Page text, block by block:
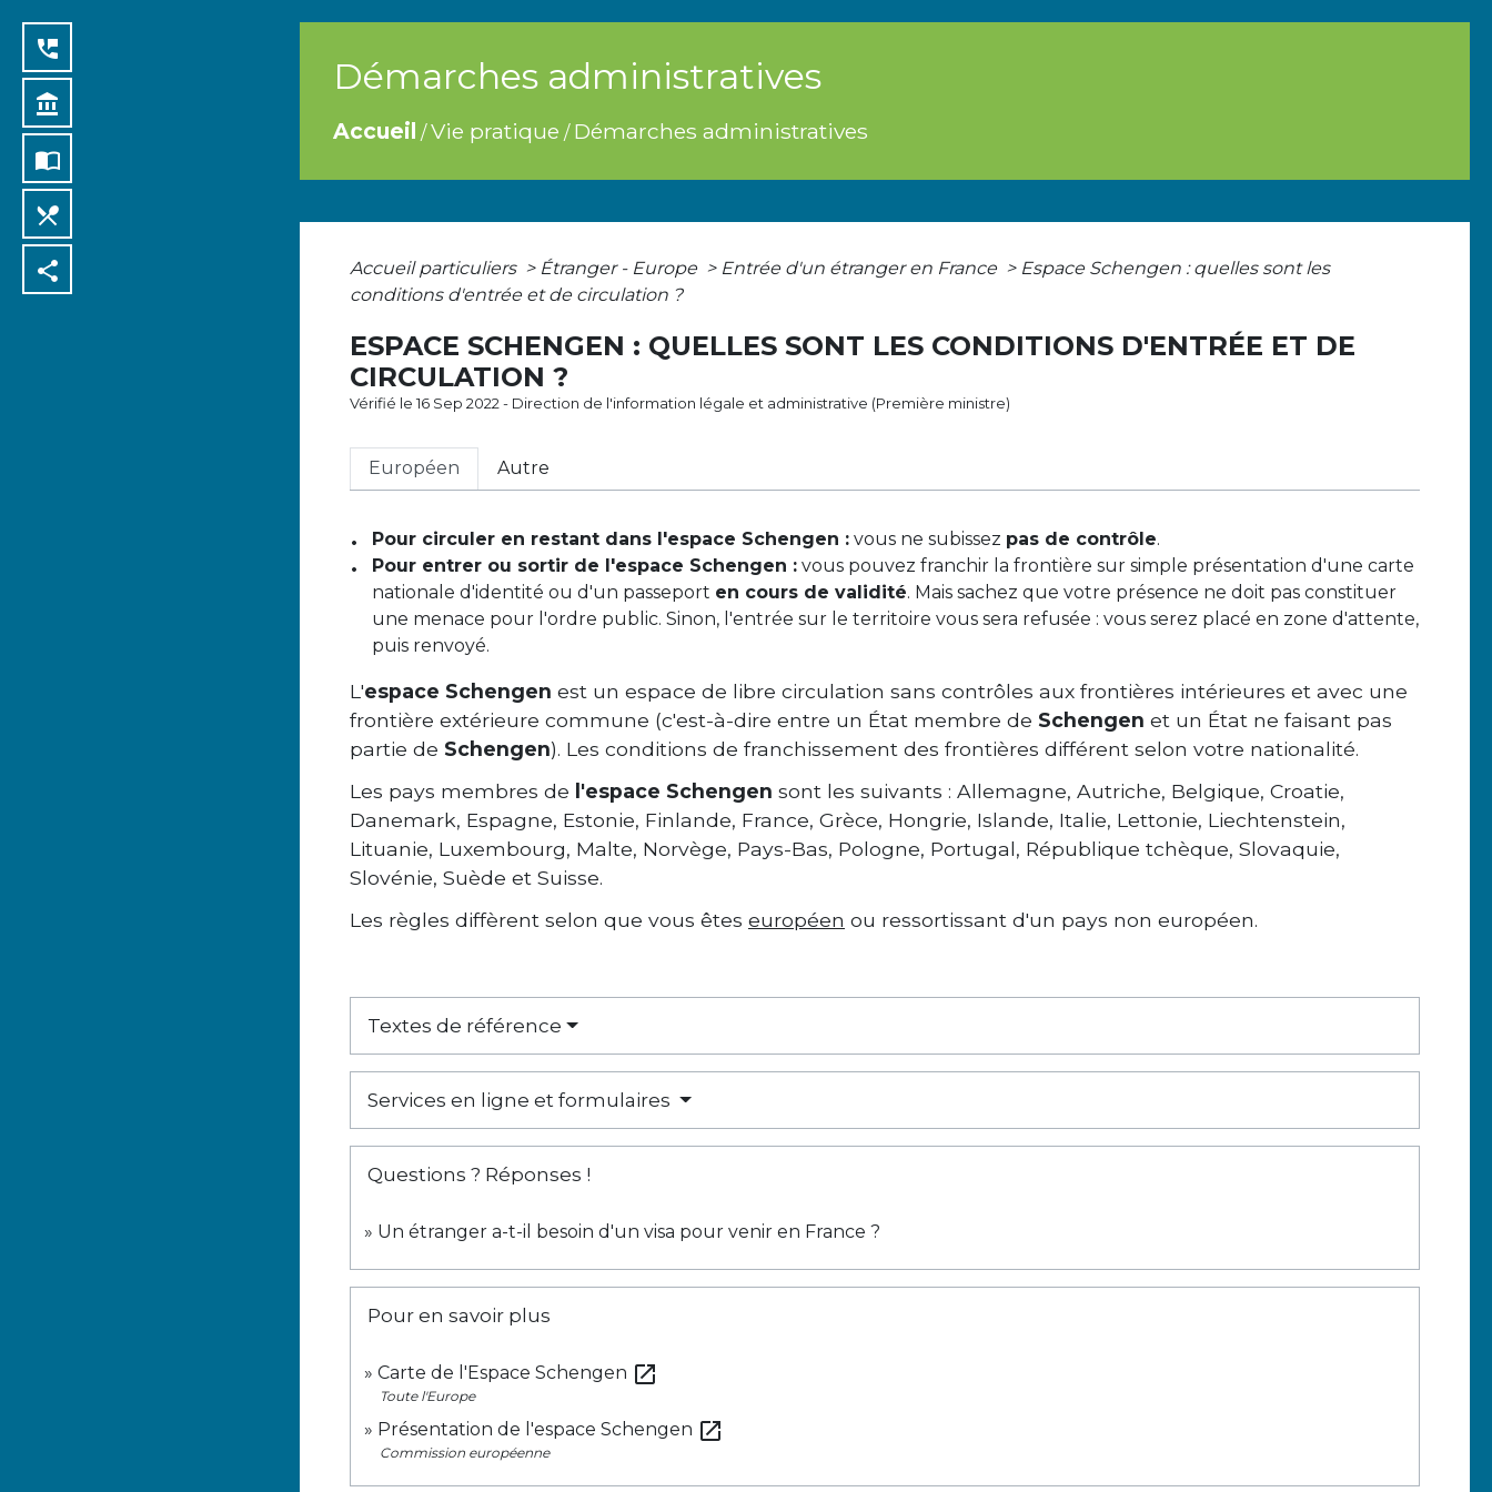
Démarches administratives
Accueil /Vie pratique / Démarches administratives
perm_phone_msg
account_balance
import_contacts
local_dining
share Accueil particuliers > Étranger - Europe > Entrée d'un étranger en France > Espace Schengen : quelles sont les
conditions d'entrée et de circulation ?
ESPACE SCHENGEN : QUELLES SONT LES CONDITIONS D'ENTRÉE ET DE
CIRCULATION ?
Vérifié le 16 Sep 2022 - Direction de l'information légale et administrative (Première ministre)
Européen Autre
Pour circuler en restant dans l'espace Schengen : vous ne subissez pas de contrôle.
Pour entrer ou sortir de l'espace Schengen : vous pouvez franchir la frontière sur simple présentation d'une carte
nationale d'identité ou d'un passeport en cours de validité. Mais sachez que votre présence ne doit pas constituer
une menace pour l'ordre public. Sinon, l'entrée sur le territoire vous sera refusée : vous serez placé en zone d'attente,
puis renvoyé.
L'espace Schengen est un espace de libre circulation sans contrôles aux frontières intérieures et avec une
frontière extérieure commune (c'est-à-dire entre un État membre de Schengen et un État ne faisant pas
partie de Schengen). Les conditions de franchissement des frontières différent selon votre nationalité.
Les pays membres de l'espace Schengen sont les suivants : Allemagne, Autriche, Belgique, Croatie,
Danemark, Espagne, Estonie, Finlande, France, Grèce, Hongrie, Islande, Italie, Lettonie, Liechtenstein,
Lituanie, Luxembourg, Malte, Norvège, Pays-Bas, Pologne, Portugal, République tchèque, Slovaquie,
Slovénie, Suède et Suisse.
Les règles diffèrent selon que vous êtes européen ou ressortissant d'un pays non européen.
Textes de référence
Services en ligne et formulaires
Questions ? Réponses !
Un étranger a-t-il besoin d'un visa pour venir en France ?
Pour en savoir plus
Carte de l'Espace Schengen open_in_new
Toute l'Europe
Présentation de l'espace Schengen open_in_new
Commission européenne